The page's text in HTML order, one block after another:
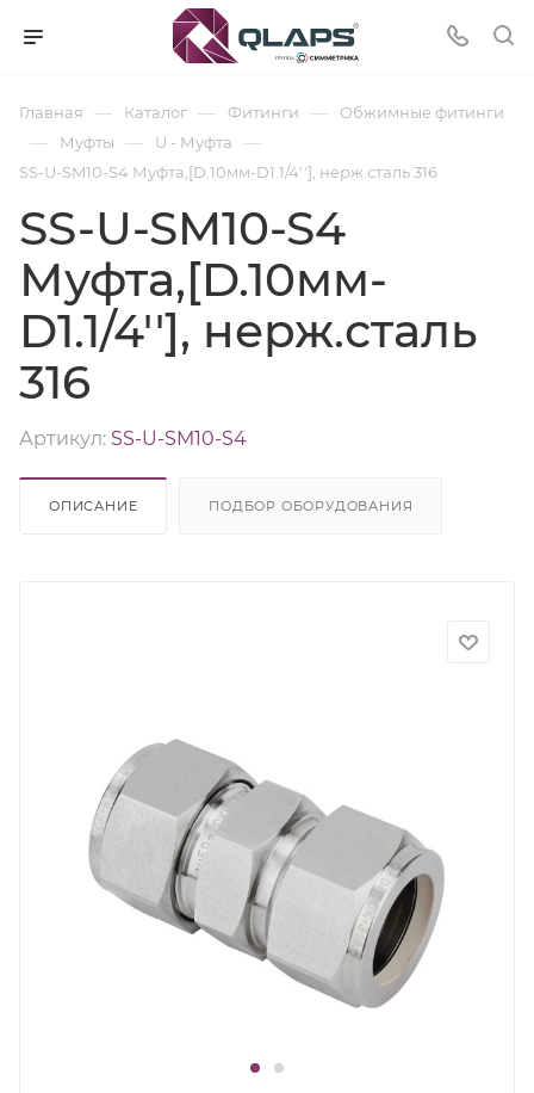
Главная — Каталог — Фитинги — Обжимные фитинги
— Муфты — U - Муфта —
SS-U-SM10-S4 Муфта,[D.10мм-D1.1/4''], нерж.сталь 316
SS-U-SM10-S4
Муфта,[D.10мм-
D1.1/4''], нерж.сталь
316
Артикул: SS-U-SM10-S4
ОПИСАНИЕ ПОДБОР ОБОРУДОВАНИЯ